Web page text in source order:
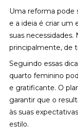
Uma reforma pode
e a ideia é criar um
suas
principalmente, de
Seguindo essas
quarto feminino
e gratificante. O
garantir que o
às suas
estilo.